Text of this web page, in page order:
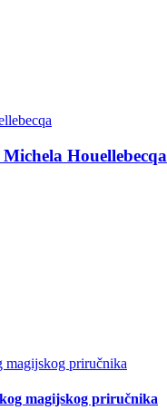
Houellebecqa
magijskog priručnika